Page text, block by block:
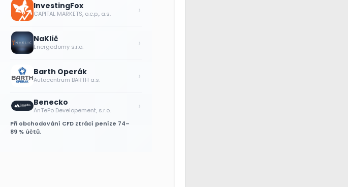
InvestingFox
CAPITAL MARKETS, o.c.p., a.s. ›
NaKlíč
Energodomy s.r.o. ›
Barth Operák
Autocentrum BARTH a.s. ›
Benecko
AnTePo Developement, s.r.o. ›
Při obchodování CFD ztrácí peníze 74–
89 % účtů.